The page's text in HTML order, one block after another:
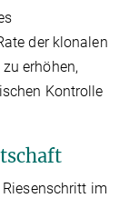
der klonalen
erhöhen,
Kontrolle
im